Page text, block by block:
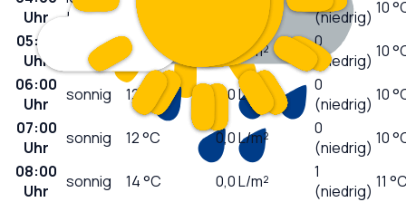
Uhr
bewölkt
13
(niedrig) 10
05:00
Uhr
wolkig 13 °C L/m²
0
(niedrig) 10
06:00
Uhr
sonnig 12 °C 0,0L/m²
0
(niedrig) 10
07:00
Uhr
sonnig 12°C 0,0L/m²
0
(niedrig) 10
08:00
Uhr
sonnig 14°C 0,0L/m²
1
(niedrig) 11